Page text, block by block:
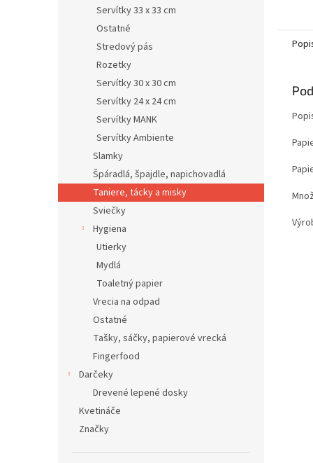
Servítky 33 x 33 cm
Ostatné
Stredový pás
Rozetky
Servítky 30 x 30 cm
Servítky 24 x 24 cm
Servítky MANK
Servítky Ambiente
Slamky
Špáradlá, špajdle, napichovadlá
Taniere, tácky a misky
Sviečky
Hygiena
Utierky
Mydlá
Toaletný papier
Vrecia na odpad
Ostatné
Tašky, sáčky, papierové vrecká
Fingerfood
Darčeky
Drevené lepené dosky
Kvetináče
Značky